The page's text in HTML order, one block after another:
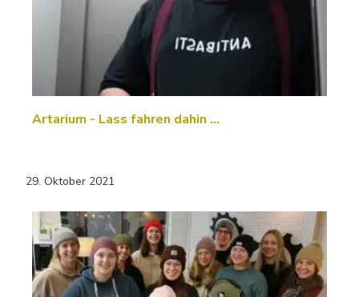
Artarium - Lass fahren dahin …
29. Oktober 2021